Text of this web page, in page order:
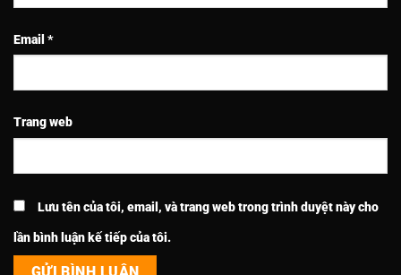
Email *
Trang web
Lưu tên của tôi, email, và trang web trong trình duyệt này cho
lần bình luận kế tiếp của tôi.